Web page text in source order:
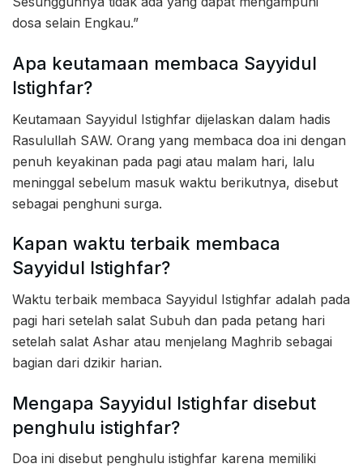
dosa selain Engkau.”
Apa keutamaan membaca Sayyidul
Istighfar?
Keutamaan Sayyidul Istighfar dijelaskan dalam hadis
Rasulullah SAW. Orang yang membaca doa ini dengan
penuh keyakinan pada pagi atau malam hari, lalu
meninggal sebelum masuk waktu berikutnya, disebut
sebagai penghuni surga.
Kapan waktu terbaik membaca
Sayyidul Istighfar?
Waktu terbaik membaca Sayyidul Istighfar adalah pada
pagi hari setelah salat Subuh dan pada petang hari
setelah salat Ashar atau menjelang Maghrib sebagai
bagian dari dzikir harian.
Mengapa Sayyidul Istighfar disebut
penghulu istighfar?
Doa ini disebut penghulu istighfar karena memiliki